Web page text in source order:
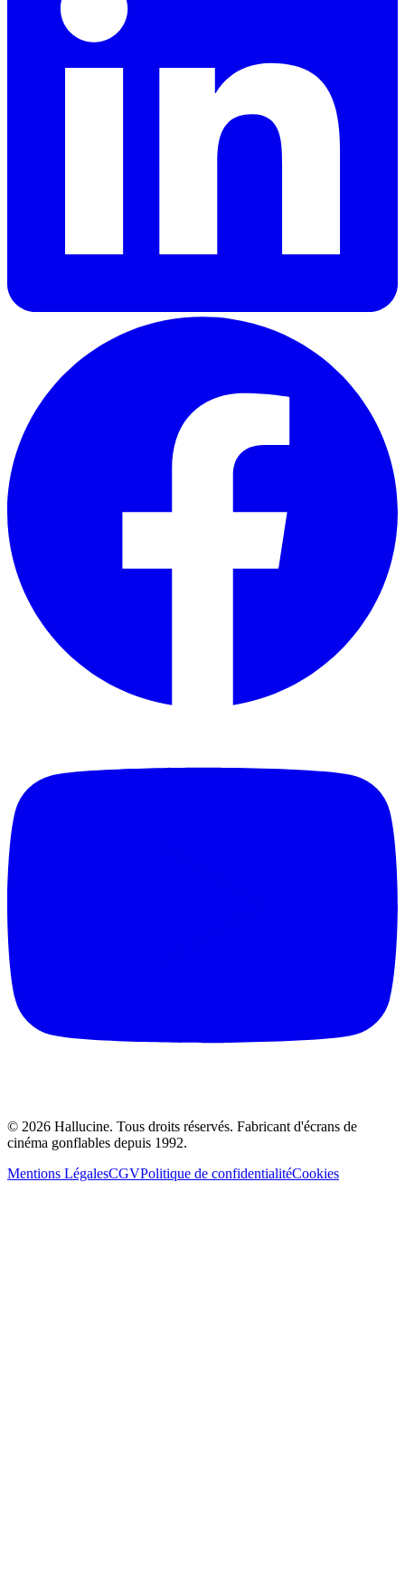
© 2026 Hallucine. Tous droits réservés. Fabricant d'écrans de
cinéma gonflables depuis 1992.
Mentions LégalesCGVPolitique de confidentialitéCookies